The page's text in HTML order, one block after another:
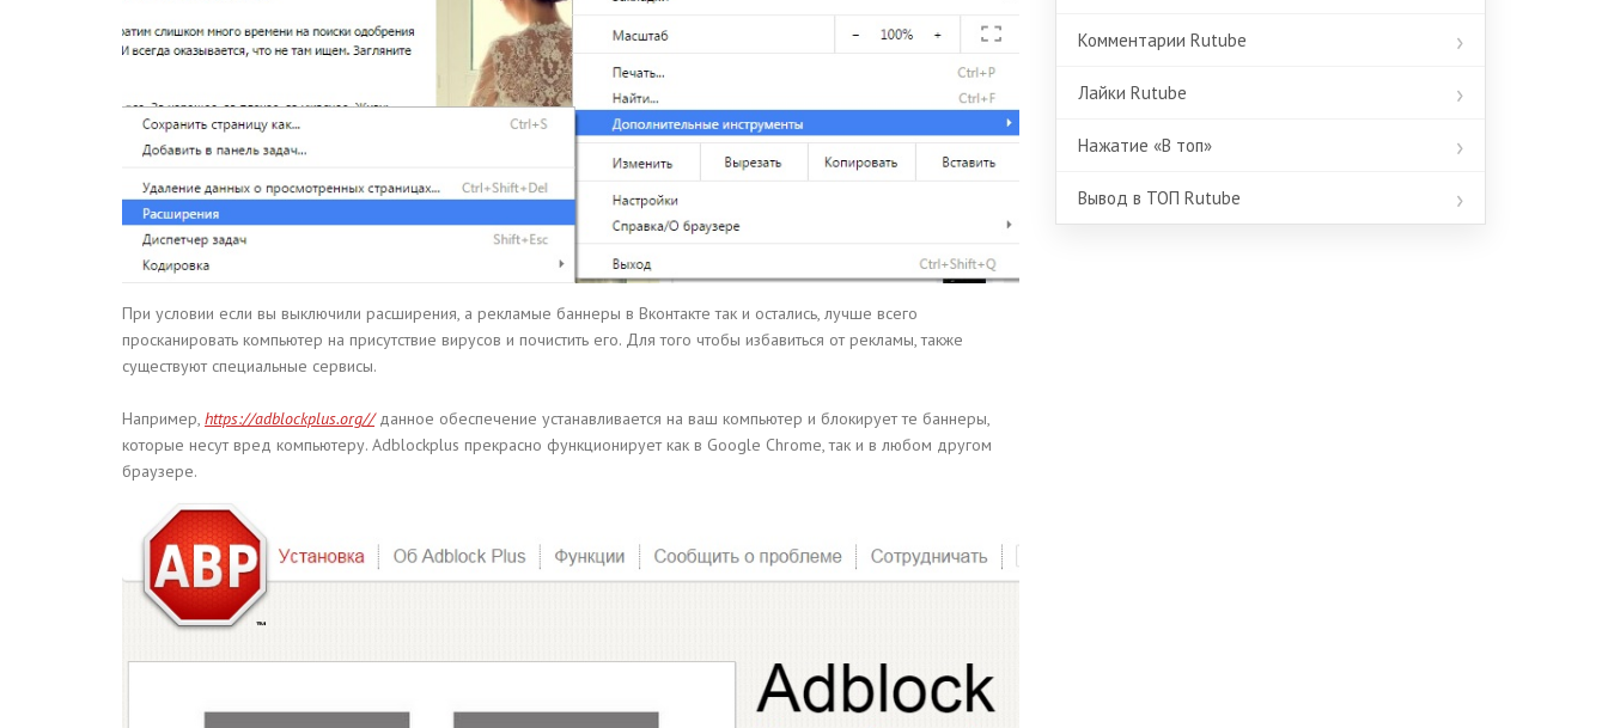
При условии если вы выключили расширения, а рекламые баннеры в Вконтакте так и остались, лучше всего
просканировать компьютер на присутствие вирусов и почистить его. Для того чтобы избавиться от рекламы, также
существуют специальные сервисы.
Например, https://adblockplus.org//данное обеспечение устанавливается на ваш компьютер и блокирует те баннеры,
которые несут вред компьютеру. Adblockplus прекрасно функционирует как в Google Chrome, так и в любом другом
браузере.
Комментарии Rutube
Лайки Rutube
Нажатие «В топ»
Вывод в ТОП Rutube